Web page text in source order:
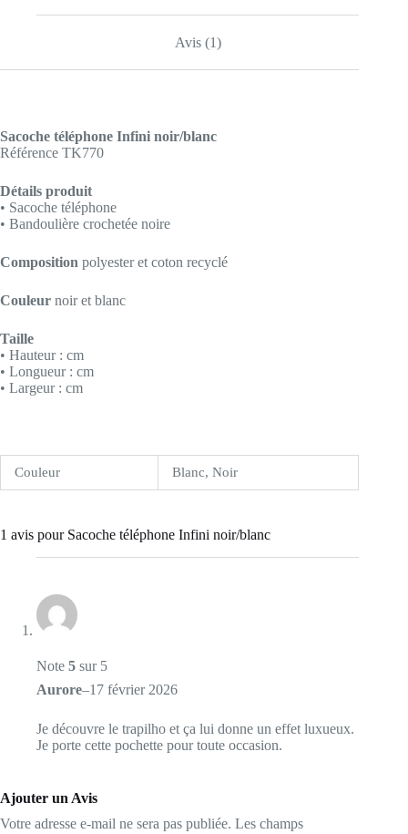
Avis (1)
Sacoche téléphone Infini noir/blanc
Référence TK770
Détails produit
• Sacoche téléphone
• Bandoulière crochetée noire
Composition polyester et coton recyclé
Couleur noir et blanc
Taille
• Hauteur : cm
• Longueur : cm
• Largeur : cm
Couleur Blanc, Noir
1 avis pour Sacoche téléphone Infini noir/blanc
Note 5 sur 5
Aurore–17 février 2026
Je découvre le trapilho et ça lui donne un effet luxueux.
Je porte cette pochette pour toute occasion.
Ajouter un Avis
Votre adresse e-mail ne sera pas publiée. Les champs